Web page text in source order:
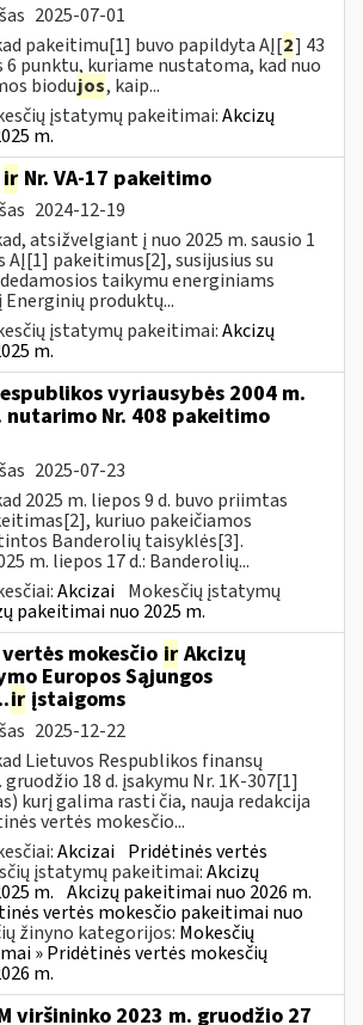
2025-07-01
pakeitimu[1] buvo papildyta AĮ[2] 43
punktu, kuriame nustatoma, kad nuo
biodujos, kaip...
įstatymų pakeitimai:Akcizų
m.
ir Nr. VA-17 pakeitimo
2024-12-19
atsižvelgiant į nuo 2025 m. sausio 1
AĮ[1] pakeitimus[2], susijusius su
taikymu energiniams
produktų...
įstatymų pakeitimai:Akcizų
m.
vyriausybės 2004 m.
Nr. 408 pakeitimo
2025-07-23
2025 m. liepos 9 d. buvo priimtas
kuriuo pakeičiamos
Banderolių taisyklės[3].
m. liepos 17 d.: Banderolių...
Akcizai Mokesčių įstatymų
pakeitimai nuo 2025 m.
mokesčio ir Akcizų
Europos Sąjungos
ir įstaigoms
2025-12-22
Lietuvos Respublikos finansų
18 d. įsakymu Nr. 1K-307[1]
kurį galima rasti čia, nauja redakcija
vertės mokesčio...
Akcizai Pridėtinės vertės
įstatymų pakeitimai:Akcizų
m. Akcizų pakeitimai nuo 2026 m.
vertės mokesčio pakeitimai nuo
žinyno kategorijos: Mokesčių
» Pridėtinės vertės mokesčių
m.
viršininko 2023 m. gruodžio 27